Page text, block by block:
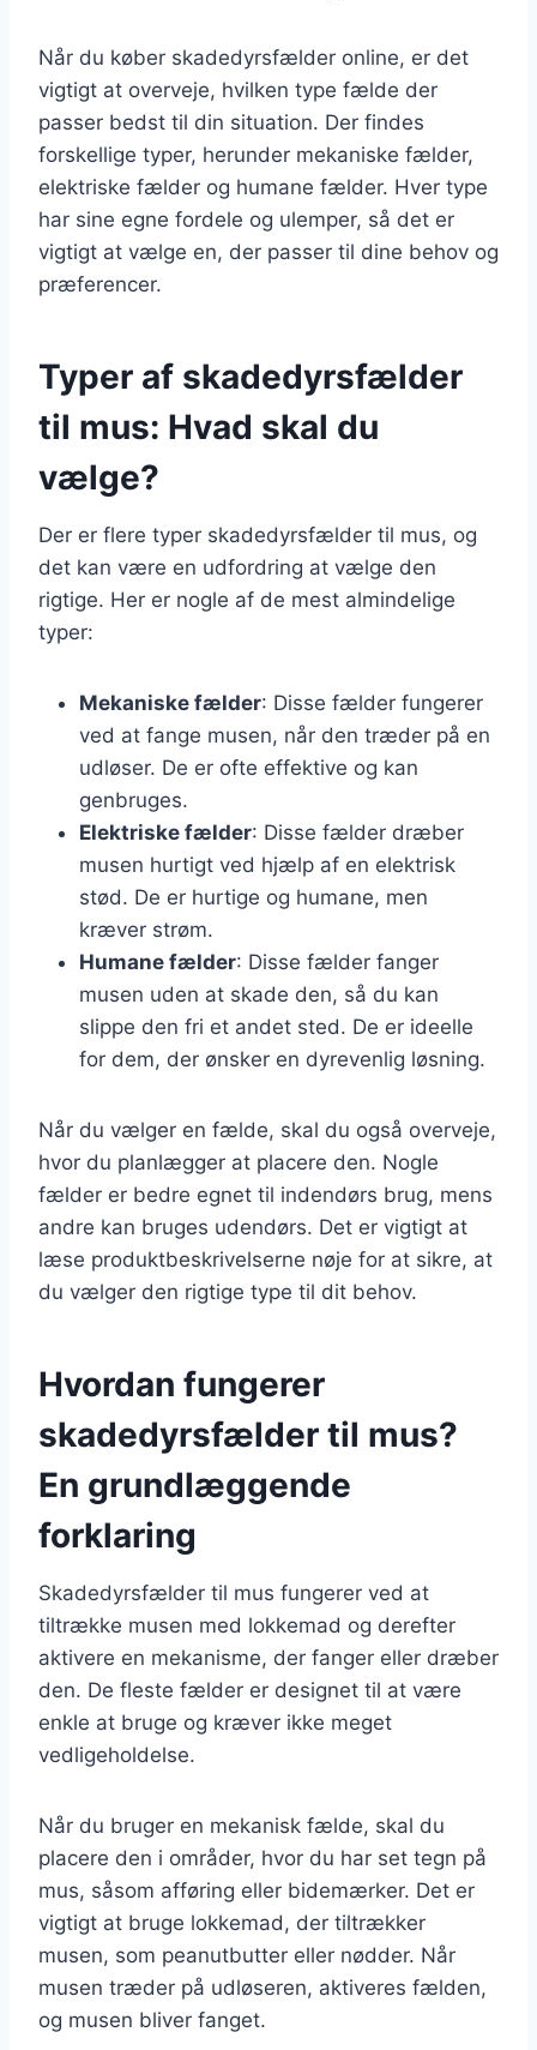
Når du køber skadedyrsfælder online, er det
vigtigt at overveje, hvilken type fælde der
passer bedst til din situation. Der findes
forskellige typer, herunder mekaniske fælder,
elektriske fælder og humane fælder. Hver type
har sine egne fordele og ulemper, så det er
vigtigt at vælge en, der passer til dine behov og
præferencer.
Typer af skadedyrsfælder
til mus: Hvad skal du
vælge?
Der er flere typer skadedyrsfælder til mus, og
det kan være en udfordring at vælge den
rigtige. Her er nogle af de mest almindelige
typer:
Mekaniske fælder: Disse fælder fungerer
ved at fange musen, når den træder på en
udløser. De er ofte effektive og kan
genbruges.
Elektriske fælder: Disse fælder dræber
musen hurtigt ved hjælp af en elektrisk
stød. De er hurtige og humane, men
kræver strøm.
Humane fælder: Disse fælder fanger
musen uden at skade den, så du kan
slippe den fri et andet sted. De er ideelle
for dem, der ønsker en dyrevenlig løsning.
Når du vælger en fælde, skal du også overveje,
hvor du planlægger at placere den. Nogle
fælder er bedre egnet til indendørs brug, mens
andre kan bruges udendørs. Det er vigtigt at
læse produktbeskrivelserne nøje for at sikre, at
du vælger den rigtige type til dit behov.
Hvordan fungerer
skadedyrsfælder til mus?
En grundlæggende
forklaring
Skadedyrsfælder til mus fungerer ved at
tiltrække musen med lokkemad og derefter
aktivere en mekanisme, der fanger eller dræber
den. De fleste fælder er designet til at være
enkle at bruge og kræver ikke meget
vedligeholdelse.
Når du bruger en mekanisk fælde, skal du
placere den i områder, hvor du har set tegn på
mus, såsom afføring eller bidemærker. Det er
vigtigt at bruge lokkemad, der tiltrækker
musen, som peanutbutter eller nødder. Når
musen træder på udløseren, aktiveres fælden,
og musen bliver fanget.